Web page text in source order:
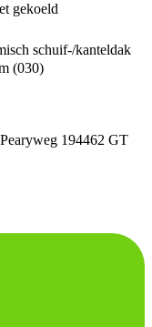
gekoeld
schuif-/kanteldak
(030)
Pearyweg 194462 GT